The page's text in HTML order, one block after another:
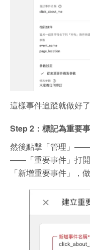
這樣事件追蹤就做好了
Step 2：標記為重要
然後點擊「管理」
——「重要事件」打開
「新增重要事件」，